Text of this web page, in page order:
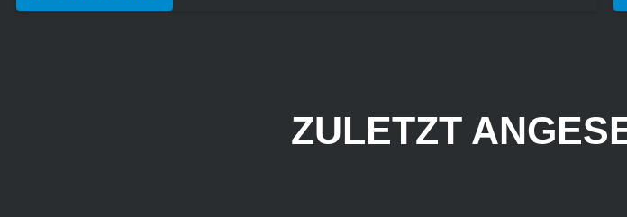
ZULETZT